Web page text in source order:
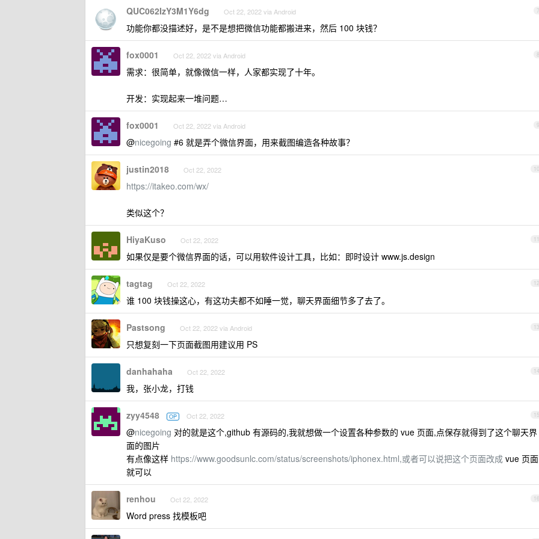
7
QUC062IzY3M1Y6dg Oct 22, 2022 via Android
功能你都没描述好，是不是想把微信功能都搬进来，然后 100 块钱？
8
fox0001 Oct 22, 2022 via Android
需求：很简单，就像微信一样，人家都实现了十年。
开发：实现起来一堆问题…
9
fox0001 Oct 22, 2022 via Android
@nicegoing #6 就是弄个微信界面，用来截图编造各种故事？
10
justin2018 Oct 22, 2022
https://itakeo.com/wx/
类似这个？
11
HiyaKuso Oct 22, 2022
如果仅是要个微信界面的话，可以用软件设计工具，比如：即时设计 www.js.design
12
tagtag Oct 22, 2022
谁 100 块钱操这心，有这功夫都不如睡一觉，聊天界面细节多了去了。
13
Pastsong Oct 22, 2022 via Android
只想复刻一下页面截图用建议用 PS
14
danhahaha Oct 22, 2022
我，张小龙，打钱
15
zyy4548 OP Oct 22, 2022
@nicegoing 对的就是这个,github 有源码的,我就想做一个设置各种参数的 vue 页面,点保存就得到了这个聊天界
面的图片
有点像这样 https://www.goodsunlc.com/status/screenshots/iphonex.html,或者可以说把这个页面改成 vue 页面
就可以
16
renhou Oct 22, 2022
Word press 找模板吧